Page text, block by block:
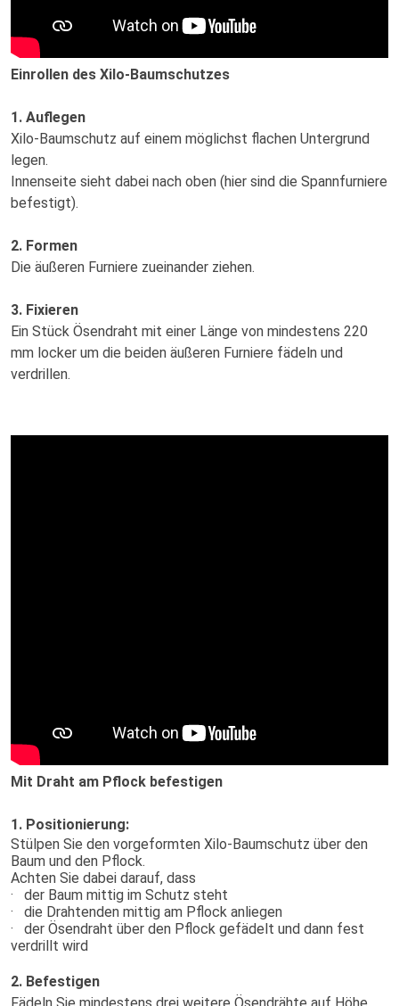
Einrollen des Xilo-Baumschutzes
1. Auflegen
Xilo-Baumschutz auf einem möglichst flachen Untergrund
legen.
Innenseite sieht dabei nach oben (hier sind die Spannfurniere
befestigt).
2. Formen
Die äußeren Furniere zueinander ziehen.
3. Fixieren
Ein Stück Ösendraht mit einer Länge von mindestens 220
mm locker um die beiden äußeren Furniere fädeln und
verdrillen.
Mit Draht am Pflock befestigen
1. Positionierung:
Stülpen Sie den vorgeformten Xilo-Baumschutz über den
Baum und den Pflock.
Achten Sie dabei darauf, dass
· der Baum mittig im Schutz steht
· die Drahtenden mittig am Pflock anliegen
· der Ösendraht über den Pflock gefädelt und dann fest
verdrillt wird
2. Befestigen